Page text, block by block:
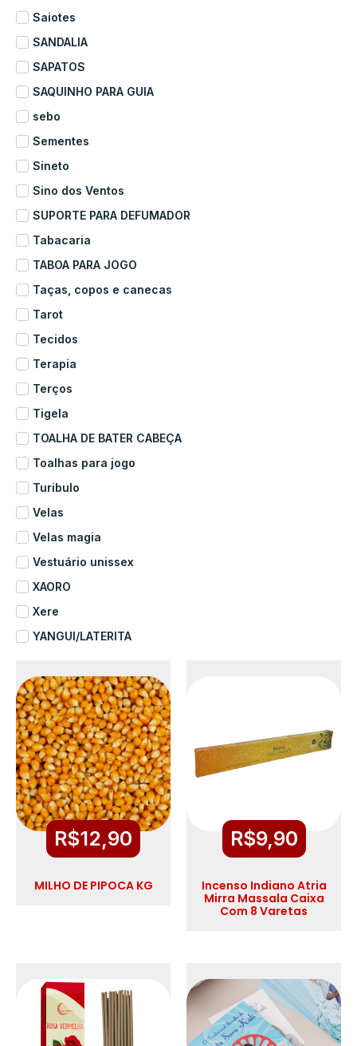
Saiotes
SANDALIA
SAPATOS
SAQUINHO PARA GUIA
sebo
Sementes
Sineto
Sino dos Ventos
SUPORTE PARA DEFUMADOR
Tabacaria
TABOA PARA JOGO
Taças, copos e canecas
Tarot
Tecidos
Terapia
Terços
Tigela
TOALHA DE BATER CABEÇA
Toalhas para jogo
Turibulo
Velas
Velas magia
Vestuário unissex
XAORO
Xere
YANGUI/LATERITA
R$12,90
MILHO DE PIPOCA KG
R$9,90
Incenso Indiano Atria
Mirra Massala Caixa
Com 8 Varetas